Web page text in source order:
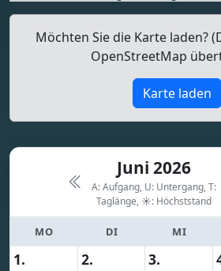
Möchten Sie die Karte laden?
OpenStreetMap
Karte laden
Juni 2026
A: Aufgang, U: Untergang, T:
Taglänge, ☀: Höchststand
MO DI MI
1. 2. 3.